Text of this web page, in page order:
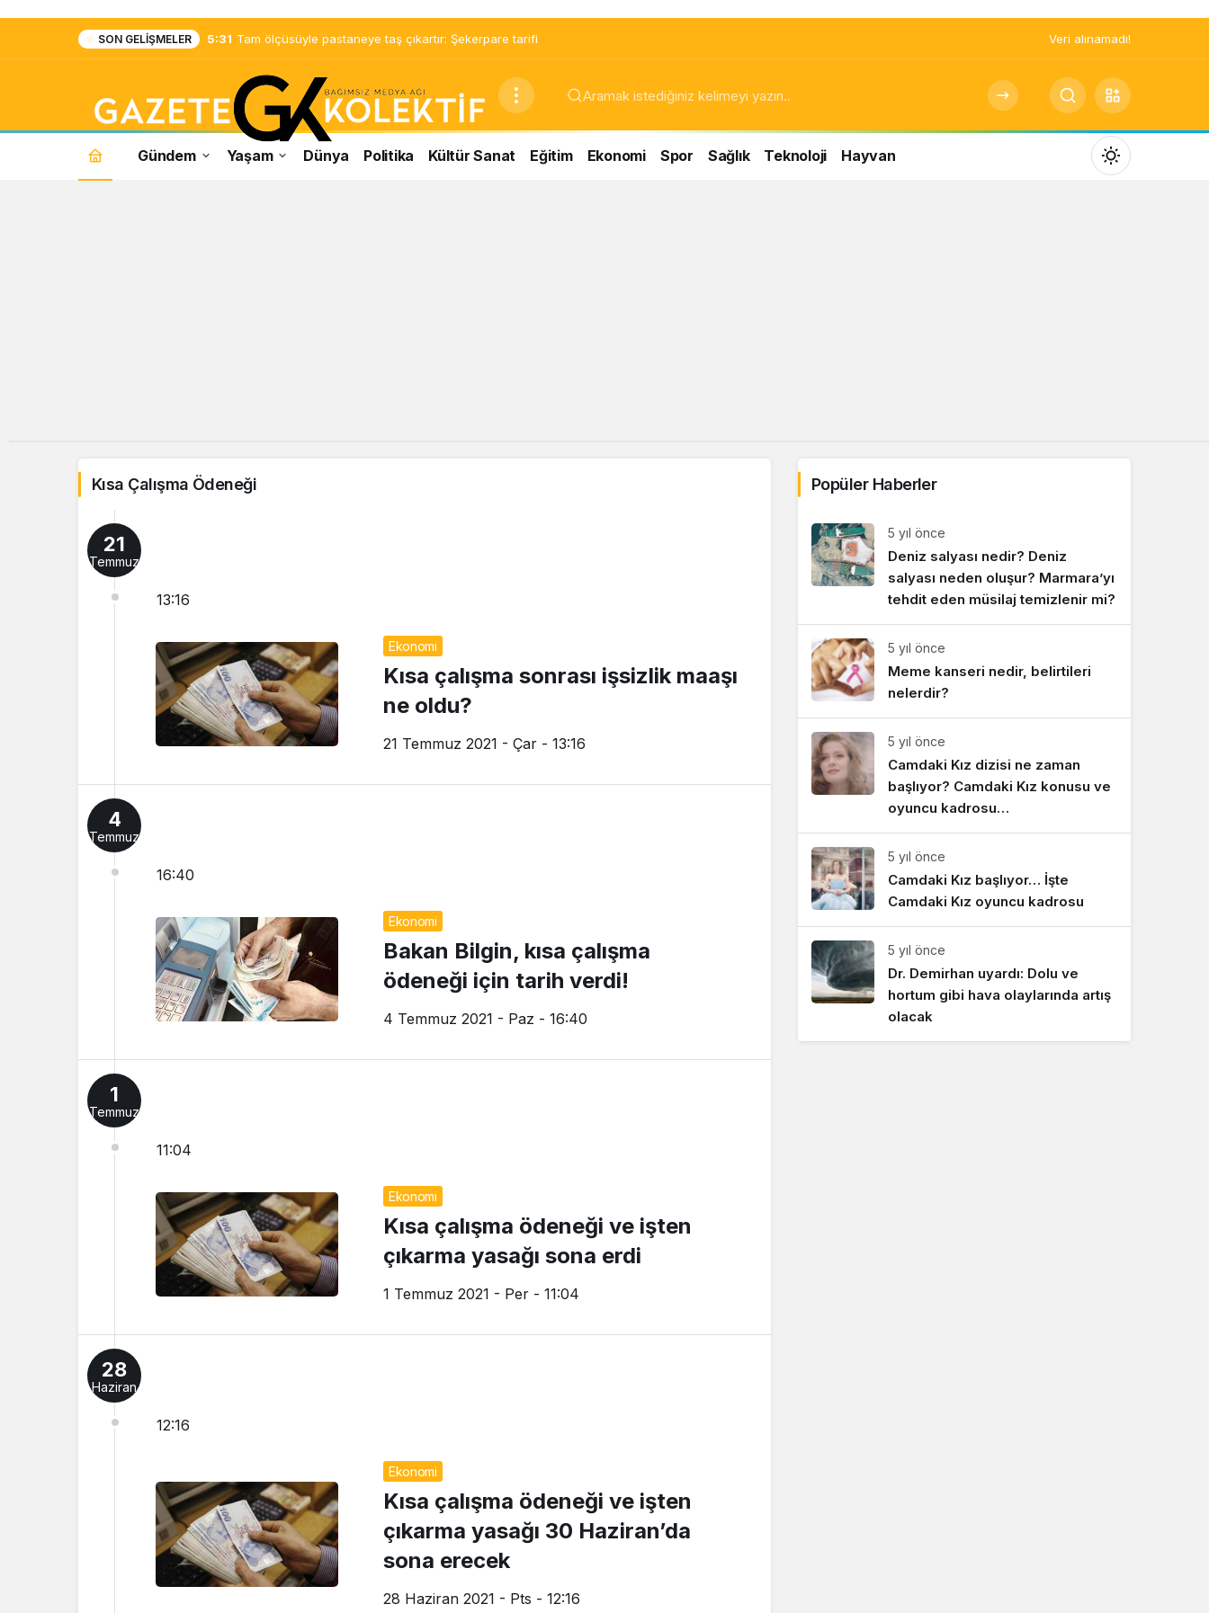
SON GELIŞMELER 5:31 Tam ölçüsüyle pastaneye taş çıkartır: Şekerpare tarifi Veri alınamadı!
Kısa
Gündem Yaşam Dünya Politika Kültür Sanat Eğitim Ekonomi Spor Sağlık Teknoloji Hayvan
Mod
değiştir
Kısa Çalışma Ödeneği
21
Temmuz
13:16
Ekonomi
Kısa çalışma sonrası işsizlik maaşı
ne oldu?
21 Temmuz 2021 - Çar - 13:16
4
Temmuz
16:40
Ekonomi
Bakan Bilgin, kısa çalışma
ödeneği için tarih verdi!
4 Temmuz 2021 - Paz - 16:40
1
Temmuz
11:04
Ekonomi
Kısa çalışma ödeneği ve işten
çıkarma yasağı sona erdi
1 Temmuz 2021 - Per - 11:04
28
Haziran
12:16
Ekonomi
Kısa çalışma ödeneği ve işten
çıkarma yasağı 30 Haziran’da
sona erecek
28 Haziran 2021 - Pts - 12:16
Popüler Haberler
5 yıl önce
Deniz salyası nedir? Deniz
salyası neden oluşur? Marmara’yı
tehdit eden müsilaj temizlenir mi?
5 yıl önce
Meme kanseri nedir, belirtileri
nelerdir?
5 yıl önce
Camdaki Kız dizisi ne zaman
başlıyor? Camdaki Kız konusu ve
oyuncu kadrosu…
5 yıl önce
Camdaki Kız başlıyor… İşte
Camdaki Kız oyuncu kadrosu
5 yıl önce
Dr. Demirhan uyardı: Dolu ve
hortum gibi hava olaylarında artış
olacak